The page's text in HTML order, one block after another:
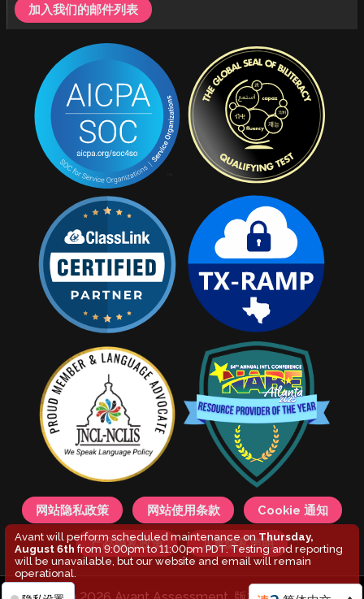
加入我们的邮件列表
网站隐私政策 网站使用条款 Cookie 通知
产品隐私政策 儿童隐私声明
Avant will perform scheduled maintenance onThursday,
August 6th from 9:00pm to 11:00pm PDT. Testing and reporting
will be unavailable, but our website and email will remain
operational.